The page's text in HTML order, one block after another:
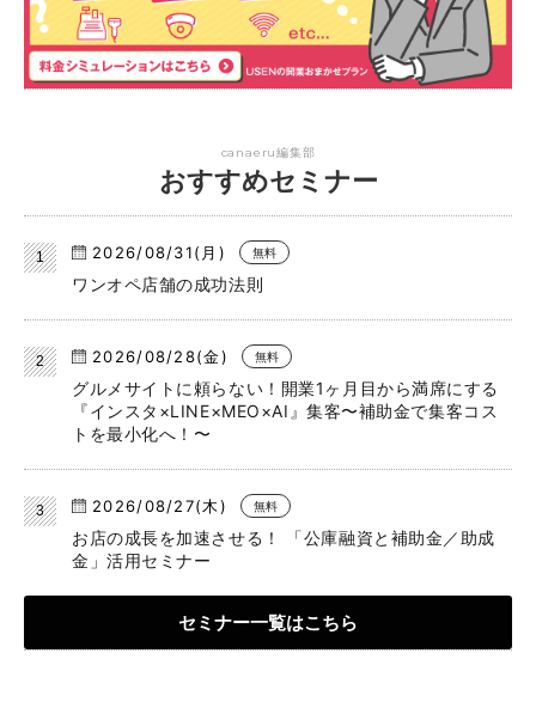
canaeru編集部
おすすめセミナー
2026/08/31(月) 無料
ワンオペ店舗の成功法則
2026/08/28(金) 無料
グルメサイトに頼らない！開業1ヶ月目から満席にする
『インスタ×LINE×MEO×AI』集客〜補助金で集客コス
トを最小化へ！〜
2026/08/27(木) 無料
お店の成長を加速させる！ 「公庫融資と補助金／助成
金」活用セミナー
セミナー一覧はこちら